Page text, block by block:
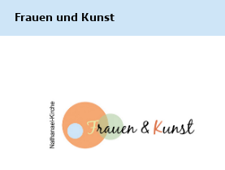
Frauen und Kunst